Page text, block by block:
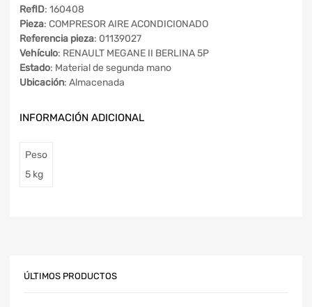
RefID: 160408
Pieza: COMPRESOR AIRE ACONDICIONADO
Referencia pieza: 01139027
Vehículo: RENAULT MEGANE II BERLINA 5P
Estado: Material de segunda mano
Ubicación: Almacenada
INFORMACIÓN ADICIONAL
Peso
5 kg
ÚLTIMOS PRODUCTOS